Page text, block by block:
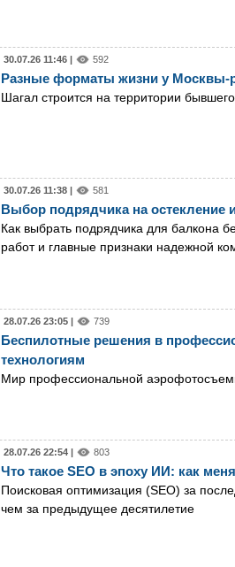
30.07.26 11:46 | 592
Разные форматы жизни у Москвы-
Шагал строится на территории
30.07.26 11:38 | 581
Выбор подрядчика на остекление
Как выбрать подрядчика для балкона
работ и главные признаки надежной
28.07.26 23:05 | 739
Беспилотные решения в
технологиям
Мир профессиональной
28.07.26 22:54 | 803
Что такое SEO в эпоху ИИ: как
Поисковая оптимизация (SEO) за
чем за предыдущее десятилетие